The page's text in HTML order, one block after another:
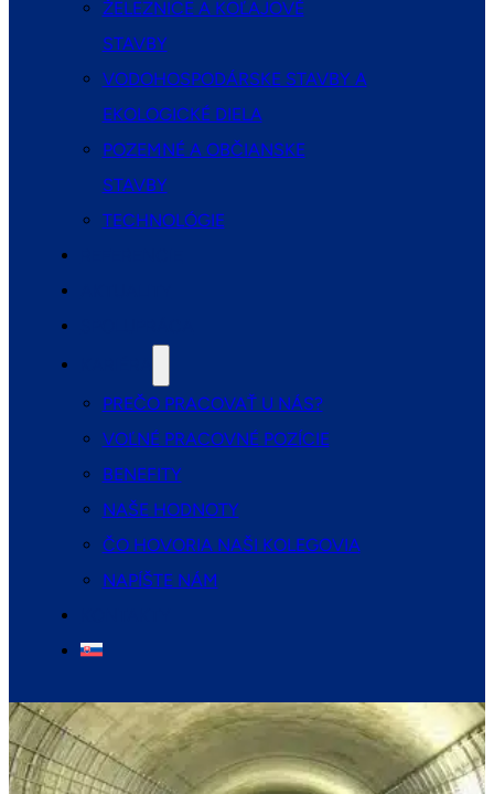
ŽELEZNICE A KOĽAJOVÉ
STAVBY
VODOHOSPODÁRSKE STAVBY A
EKOLOGICKÉ DIELA
POZEMNÉ A OBČIANSKE
STAVBY
TECHNOLÓGIE
PREČO PRACOVAŤ U NÁS?
VOĽNÉ PRACOVNÉ POZÍCIE
BENEFITY
NAŠE HODNOTY
ČO HOVORIA NAŠI KOLEGOVIA
NAPÍŠTE NÁM